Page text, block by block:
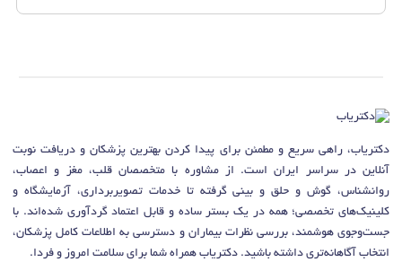
دکتریاب، راهی سریع و مطمئن برای پیدا کردن بهترین پزشکان و دریافت نوبت
آنلاین در سراسر ایران است. از مشاوره با متخصصان قلب، مغز و اعصاب،
روانشناس، گوش و حلق و بینی گرفته تا خدمات تصویربرداری، آزمایشگاه و
کلینیک‌های تخصصی؛ همه در یک بستر ساده و قابل اعتماد گردآوری شده‌اند. با
جست‌وجوی هوشمند، بررسی نظرات بیماران و دسترسی به اطلاعات کامل پزشکان،
انتخاب آگاهانه‌تری داشته باشید. دکتریاب همراه شما برای سلامت امروز و فردا.